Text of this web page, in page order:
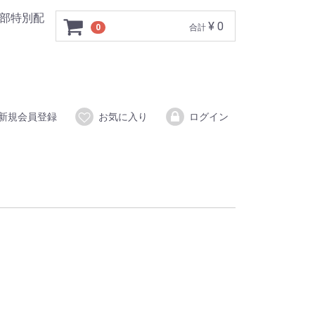
特別配
0 合計 ¥ 0
規会員登録 お気に入り ログイン